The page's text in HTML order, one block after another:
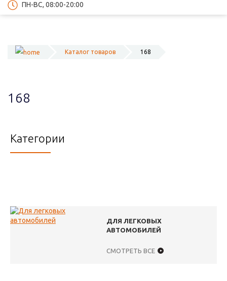
ПН-ВС, 08:00-20:00
Каталог товаров 168
168
Категории
ДЛЯ ЛЕГКОВЫХ
АВТОМОБИЛЕЙ
СМОТРЕТЬ ВСЕ